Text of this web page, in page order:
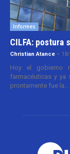
Informes
CILFA: postura
Christian Atance -
Hoy el gobierno
farmacéuticas y ya
prontamente fue la...